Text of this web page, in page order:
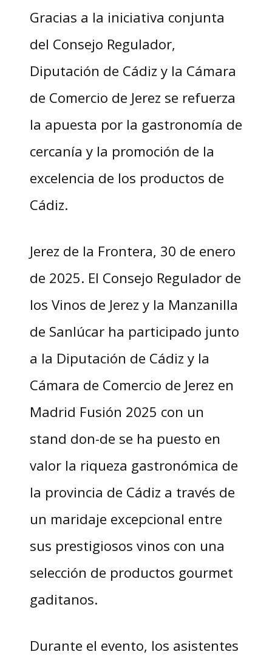
Gracias a la iniciativa conjunta
del Consejo Regulador,
Diputación de Cádiz y la Cámara
de Comercio de Jerez se refuerza
la apuesta por la gastronomía de
cercanía y la promoción de la
excelencia de los productos de
Cádiz.
Jerez de la Frontera, 30 de enero
de 2025. El Consejo Regulador de
los Vinos de Jerez y la Manzanilla
de Sanlúcar ha participado junto
a la Diputación de Cádiz y la
Cámara de Comercio de Jerez en
Madrid Fusión 2025 con un
stand don-de se ha puesto en
valor la riqueza gastronómica de
la provincia de Cádiz a través de
un maridaje excepcional entre
sus prestigiosos vinos con una
selección de productos gourmet
gaditanos.
Durante el evento, los asistentes